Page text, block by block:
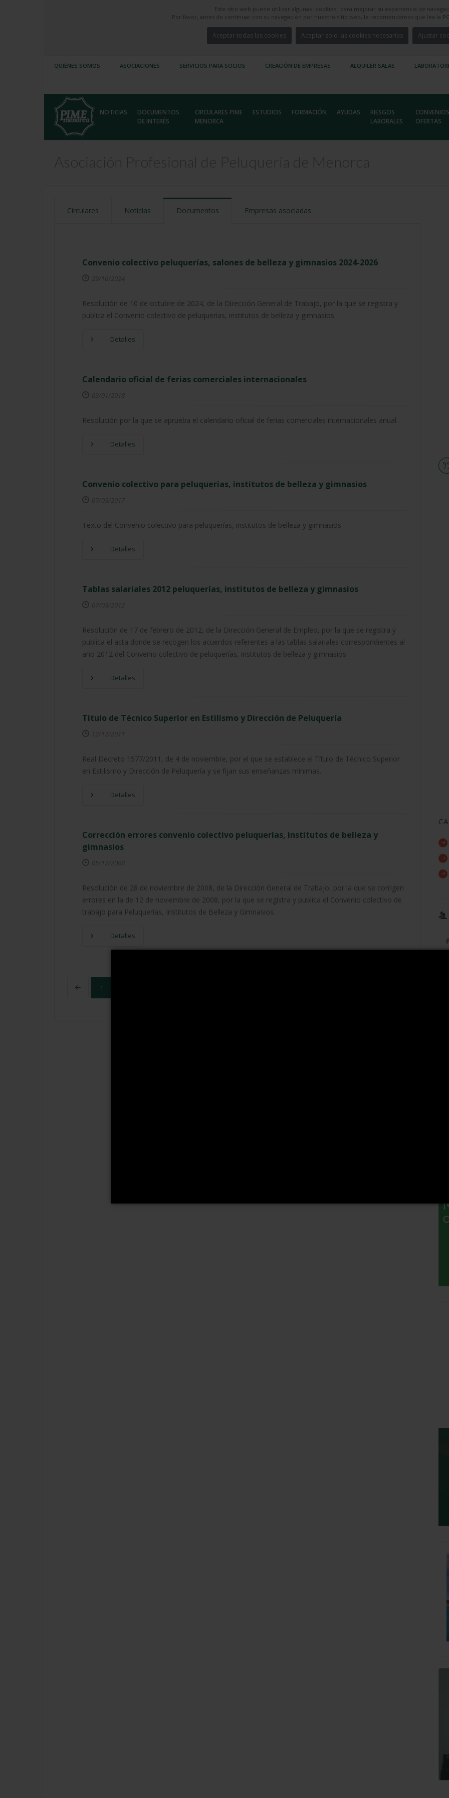
Este sitio web puede utilizar algunas "cookies" para mejorar su experiencia de
Por favor, antes de continuar con su navegación por nuestro sitio web, le recomendamos que lea la
Aceptar todas las cookies Aceptar solo las cookies necesarias Ajustar
QUIÉNES SOMOS ASOCIACIONES SERVICIOS PARA SOCIOS CREACIÓN DE EMPRESAS ALQUILER SALAS
NOTICIAS
DOCUMENTOS
DE INTERÉS
CIRCULARES PIME
MENORCA
ESTUDIOS FORMACIÓN AYUDAS
RIESGOS
LABORALES
OFERTAS
Circulares Noticias Documentos Empresas asociadas
Convenio colectivo peluquerías, salones de belleza y gimnasios 2024-2026
Resolución de 10 de octubre de 2024, de la Dirección General de Trabajo, por la que se registra y
publica el Convenio colectivo de peluquerías, institutos de belleza y gimnasios.
Detalles
Calendario oficial de ferias comerciales internacionales
03/01/2018
Resolución por la que se aprueba el calendario oficial de ferias comerciales internacionales anual.
Detalles
Convenio colectivo para peluquerias, institutos de belleza y gimnasios
07/03/2017
Texto del Convenio colectivo para peluquerías, institutos de belleza y gimnasios
Detalles
Tablas salariales 2012 peluquerías, institutos de belleza y gimnasios
07/03/2012
Resolución de 17 de febrero de 2012, de la Dirección General de Empleo, por la que se registra y
publica el acta donde se recogen los acuerdos referentes a las tablas salariales correspondientes al
año 2012 del Convenio colectivo de peluquerías, institutos de belleza y gimnasios.
Detalles
Título de Técnico Superior en Estilismo y Dirección de Peluquería
Real Decreto 1577/2011, de 4 de noviembre, por el que se establece el Título de Técnico Superior
en Estilismo y Dirección de Peluquería y se fijan sus enseñanzas mínimas.
Detalles
Corrección errores convenio colectivo peluquerías, institutos de belleza y
gimnasios
Resolución de 28 de noviembre de 2008, de la Dirección General de Trabajo, por la que se corrigen
errores en la de 12 de noviembre de 2008, por la que se registra y publica el Convenio colectivo de
trabajo para Peluquerías, Institutos de Belleza y Gimnasios.
Detalles
1